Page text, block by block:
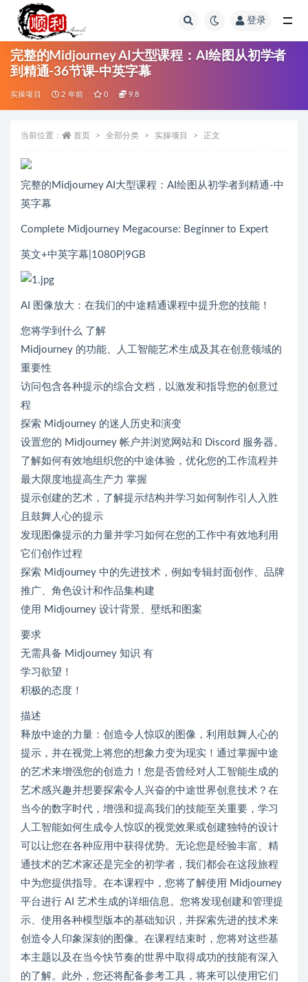
登录
完整的Midjourney AI大型课程：AI绘图从初学者
到精通-36节课-中英字幕
实操项目 2 年前 0 9.8
当前位置： 首页 全部分类 实操项目 正文
完整的Midjourney AI大型课程：AI绘图从初学者到精通-中
英字幕
Complete Midjourney Megacourse: Beginner to Expert
英文+中英字幕|1080P|9GB
AI 图像放大：在我们的中途精通课程中提升您的技能！
您将学到什么 了解
Midjourney 的功能、人工智能艺术生成及其在创意领域的
重要性
访问包含各种提示的综合文档，以激发和指导您的创意过
程
探索 Midjourney 的迷人历史和演变
设置您的 Midjourney 帐户并浏览网站和 Discord 服务器。
了解如何有效地组织您的中途体验，优化您的工作流程并
最大限度地提高生产力 掌握
提示创建的艺术，了解提示结构并学习如何制作引人入胜
且鼓舞人心的提示
发现图像提示的力量并学习如何在您的工作中有效地利用
它们创作过程
探索 Midjourney 中的先进技术，例如专辑封面创作、品牌
推广、角色设计和作品集构建
使用 Midjourney 设计背景、壁纸和图案
要求
无需具备 Midjourney 知识 有
学习欲望！
积极的态度！
描述
释放中途的力量：创造令人惊叹的图像，利用鼓舞人心的
提示，并在视觉上将您的想象力变为现实！通过掌握中途
的艺术来增强您的创造力！您是否曾经对人工智能生成的
艺术感兴趣并想要探索令人兴奋的中途世界创意技术？在
当今的数字时代，增强和提高我们的技能至关重要，学习
人工智能如何生成令人惊叹的视觉效果或创建独特的设计
可以让您在各种应用中获得优势。无论您是经验丰富、精
通技术的艺术家还是完全的初学者，我们都会在这段旅程
中为您提供指导。在本课程中，您将了解使用 Midjourney
平台进行 AI 艺术生成的详细信息。您将发现创建和管理提
示、使用各种模型版本的基础知识，并探索先进的技术来
创造令人印象深刻的图像。在课程结束时，您将对这些基
本主题以及在当今快节奏的世界中取得成功的技能有深入
的了解。此外，您还将配备参考工具，将来可以使用它们
全部